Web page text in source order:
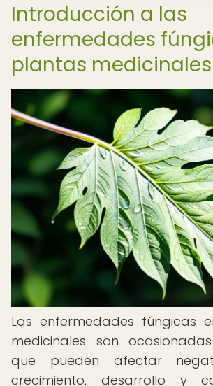
Introducción a las
enfermedades
plantas medicinales
Las enfermedades fúngicas
medicinales son
que pueden afectar
crecimiento, desarrollo y